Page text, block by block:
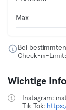
Max
Bei
Check-in-
Wichtige
Instagram:
Tik Tok: